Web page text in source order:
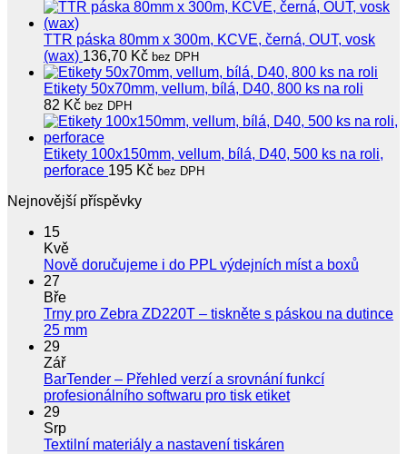
TTR páska 80mm x 300m, KCVE, černá, OUT, vosk
(wax) 136,70 Kč bez DPH
Etikety 50x70mm, vellum, bílá, D40, 800 ks na roli
82 Kč bez DPH
Etikety 100x150mm, vellum, bílá, D40, 500 ks na roli,
perforace 195 Kč bez DPH
Nejnovější příspěvky
15
Kvě
Nově doručujeme i do PPL výdejních míst a boxů
textu
27
Bře
Trny pro Zebra ZD220T – tiskněte s páskou na dutince
25 mmŽádné
textu
s
pro
29
Zář
BarTender – Přehled verzí a srovnání funkcí
profesionálního softwaru pro tisk etiketŽádné
29
Srp
Textilní materiály a nastavení tiskáren